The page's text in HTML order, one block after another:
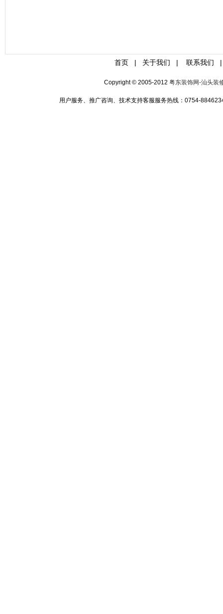
首页 | 关于我们 | 联系我们 |
Copyright © 2005-2012 粤东装饰网-汕头装
用户服务、推广咨询、技术支持客服服务热线：0754-